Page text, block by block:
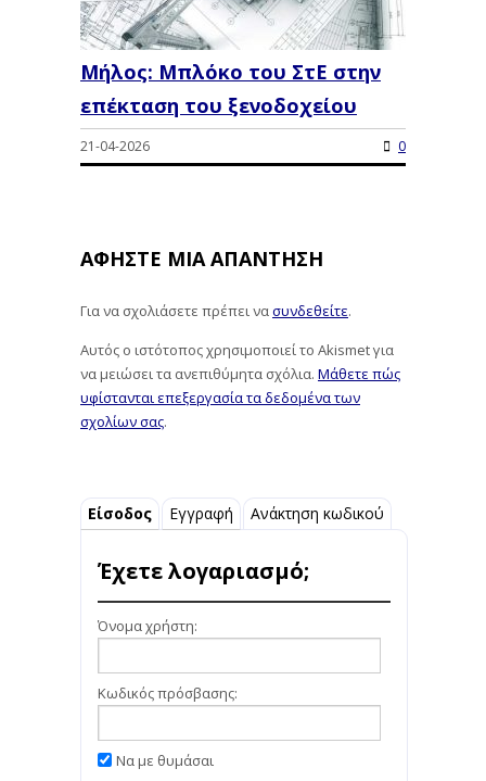
Μήλος: Μπλόκο του ΣτΕ στην
επέκταση του ξενοδοχείου
21-04-2026 0
ΑΦΉΣΤΕ ΜΙΑ ΑΠΆΝΤΗΣΗ
Για να σχολιάσετε πρέπει νασυνδεθείτε.
Αυτός ο ιστότοπος χρησιμοποιεί το Akismet για
να μειώσει τα ανεπιθύμητα σχόλια. Μάθετε πώς
υφίστανται επεξεργασία τα δεδομένα των
σχολίων σας.
Είσοδος Εγγραφή Ανάκτηση κωδικού
Έχετε λογαριασμό;
Όνομα χρήστη:
Κωδικός πρόσβασης:
Να με θυμάσαι